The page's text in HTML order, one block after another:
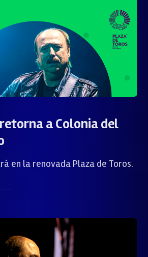
a Colonia del
en la renovada Plaza de Toros.